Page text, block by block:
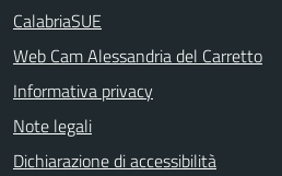
CalabriaSUE
Web Cam Alessandria del Carretto
Informativa privacy
Note legali
Dichiarazione di accessibilità